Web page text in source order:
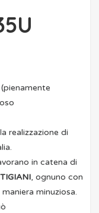
realizzazione di
in catena di
, ognuno con
minuziosa.